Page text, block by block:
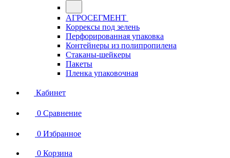
АГРОСЕГМЕНТ
Коррексы под зелень
Перфорированная упаковка
Контейнеры из полипропилена
Стаканы-шейкеры
Пакеты
Пленка упаковочная
Кабинет
0 Сравнение
0 Избранное
0 Корзина